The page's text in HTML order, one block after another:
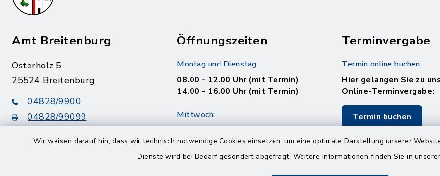
Wir weisen darauf hin, dass wir technisch notwendige Cookies einsetzen, um eine optimale Darstellung unserer
Dienste wird bei Bedarf gesondert abgefragt. Weitere Informationen finden Sie in
Amt Breitenburg
Osterholz 5
25524 Breitenburg
04828/9900
04828/99099
Öffnungszeiten
Montag und Dienstag
08.00 - 12.00 Uhr (mit Termin)
14.00 - 16.00 Uhr (mit Termin)
Mittwoch:
14.00 - 18.00 Uhr (ohne Termin)
Terminvergabe
Termin online buchen
Hier gelangen Sie zu
Online-Terminvergabe:
Termin buchen